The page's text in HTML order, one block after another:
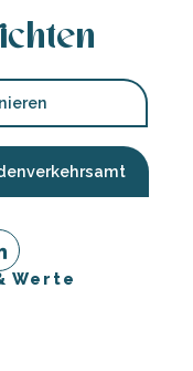
Werte